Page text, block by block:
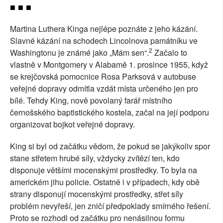
■ ■ ■
Martina Luthera Kinga nejlépe poznáte z jeho kázání.
Slavné kázání na schodech Lincolnova památníku ve
Washingtonu je známé jako „Mám sen“.2 Začalo to
vlastně v Montgomery v Alabamě 1. prosince 1955, když
se krejčovská pomocnice Rosa Parksová v autobuse
veřejné dopravy odmítla vzdát místa určeného jen pro
bílé. Tehdy King, nově povolaný farář místního
černošského baptistického kostela, začal na její podporu
organizovat bojkot veřejné dopravy.
King si byl od začátku vědom, že pokud se jakýkoliv spor
stane střetem hrubé síly, vždycky zvítězí ten, kdo
disponuje většími mocenskými prostředky. To byla na
americkém jihu policie. Ostatně i v případech, kdy obě
strany disponují mocenskými prostředky, střet síly
problém nevyřeší, jen zničí předpoklady smírného řešení.
Proto se rozhodl od začátku pro nenásilnou formu